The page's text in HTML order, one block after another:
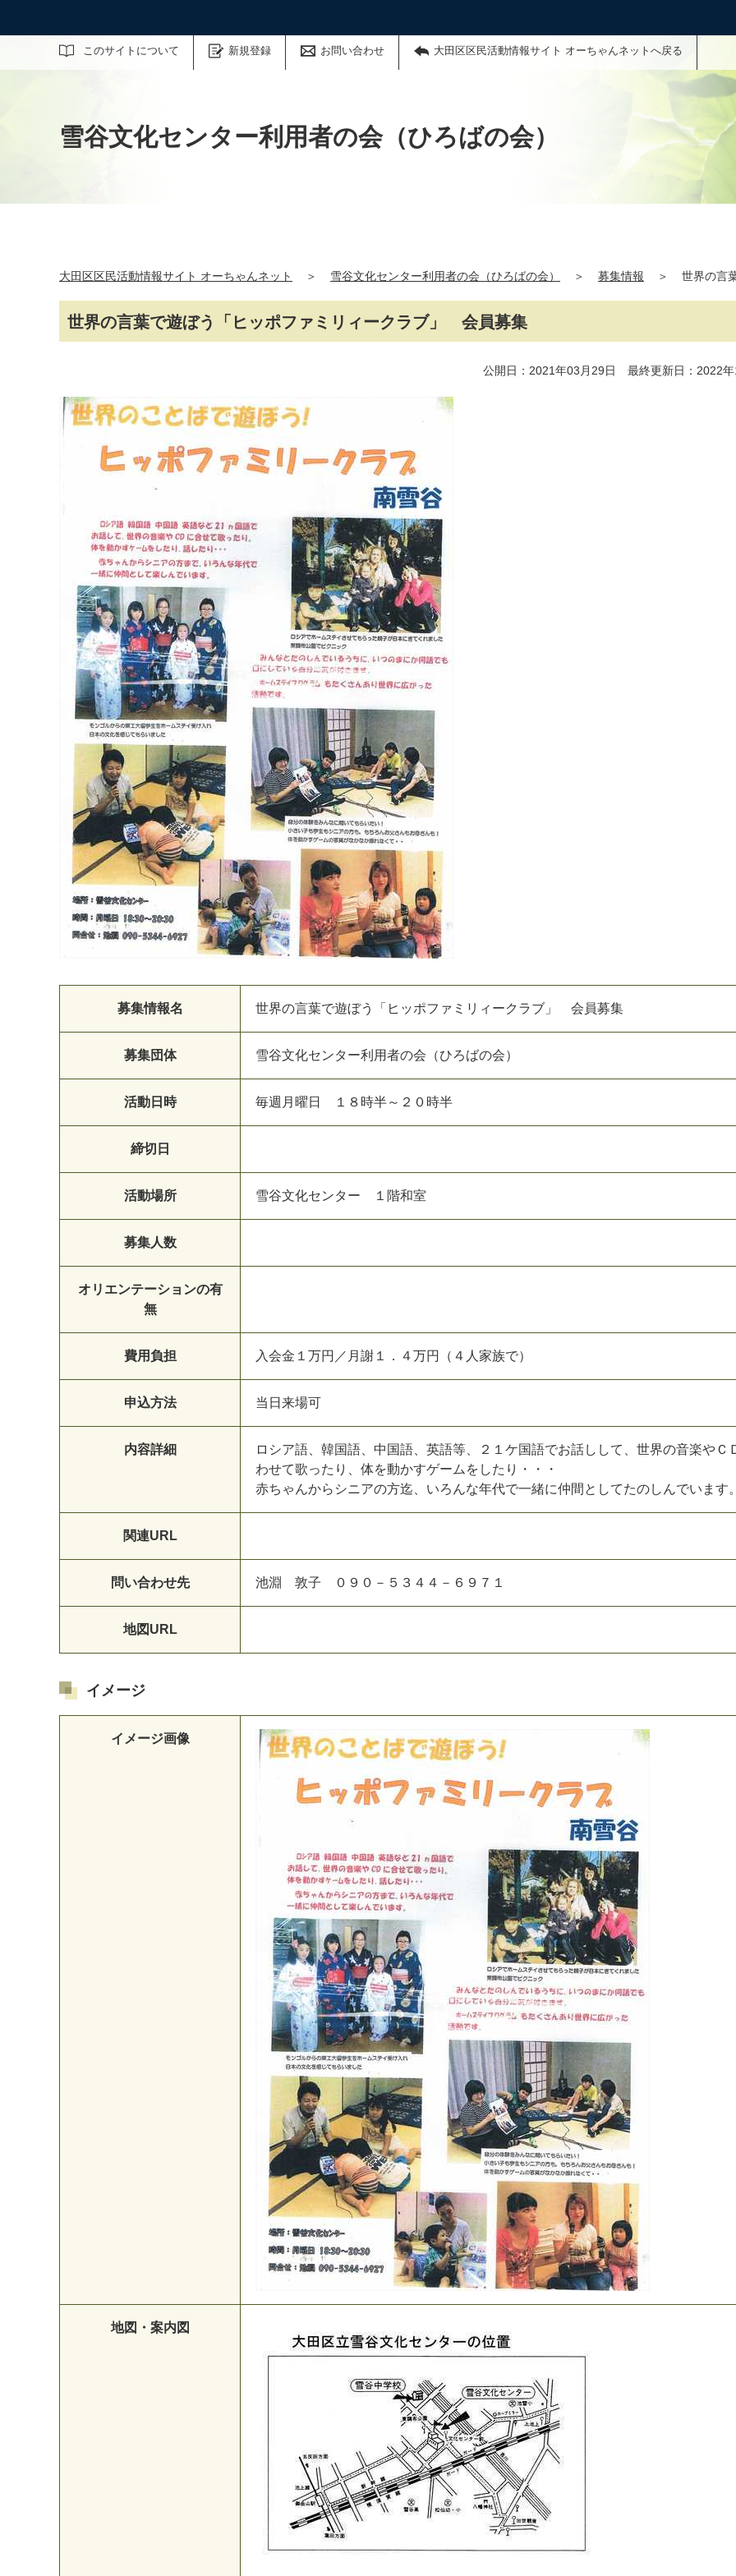
このサイトについて 新規登録 お問い合わせ 大田区区民活動情報サイト オーちゃんネットへ戻る
サイト内検索
雪谷文化センター利用者の会（ひろばの会）
大田区区民活動情報サイト オーちゃんネット ＞ 雪谷文化センター利用者の会（ひろばの会） ＞ 募集情報 ＞ 世界の言
世界の言葉で遊ぼう「ヒッポファミリィークラブ」 会員募集
公開日：2021年03月29日 最終更新日：2022年
募集情報名 世界の言葉で遊ぼう「ヒッポファミリィークラブ」 会員募集
募集団体 雪谷文化センター利 用者の会 （ひろばの会）
活動日時 毎週 月 曜 日 １ ８ 時半～ ２ ０ 時半
締切日
活動場所 雪谷文化センター １ 階和室
募集人数
オリエンテーションの有
無
費用負担 入会金 １ 万円 ／ 月 謝 １ ． ４万円 （ ４ 人 家族で）
申込方法 当 日 来場可
内容詳細 ロ シア語 韓国語 中 国語 英語等 ２ １ ケ国語でお話し して 世界の音楽やＣ
わせて歌った り 体を動かすゲー ム を した り ・ ・
・
赤ち ゃ んから シニアの方迄 いろ んな年代で一緒に仲間 と してたのし んでい ま す。
関連URL
問い合わせ先 池淵 敦子 ０ ９ ０ － ５ ３ ４ ４ － ６ ９ ７ １
地図URL
イメージ
イメージ画像
地図・案内図
マイメディア検索